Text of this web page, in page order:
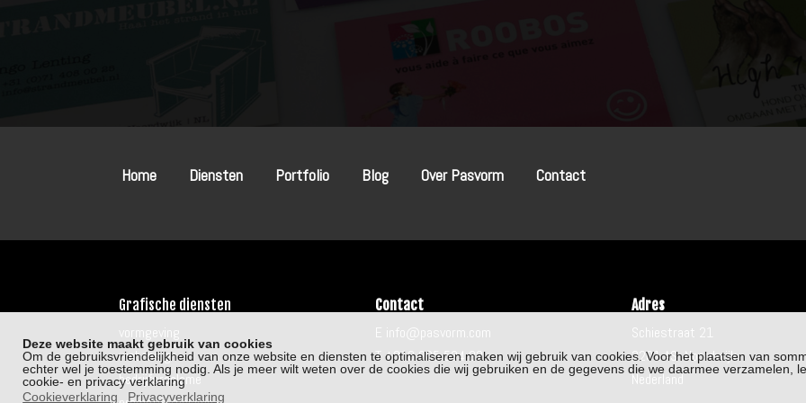
Deze website maakt gebruik van cookies
Om de gebruiksvriendelijkheid van onze website en diensten te optimaliseren maken wij gebruik van cookies. Voor het plaatsen van
echter wel je toestemming nodig. Als je meer wilt weten over de cookies die wij gebruiken en de gegevens die we daarmee verzamelen,
cookie- en privacy verklaring
Cookieverklaring
Privacyverklaring
Home Diensten Portfolio Blog Over Pasvorm Contact
Grafische diensten
vormgeving
webdesign
bedrijfsreclame
Contact
E info@pasvorm.com
T +316 285 534 82
Adres
Schiestraat 21
2201 AS Noordwijk
Nederland